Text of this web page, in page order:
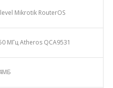
Mikrotik RouterOS
МГц Atheros QCA9531